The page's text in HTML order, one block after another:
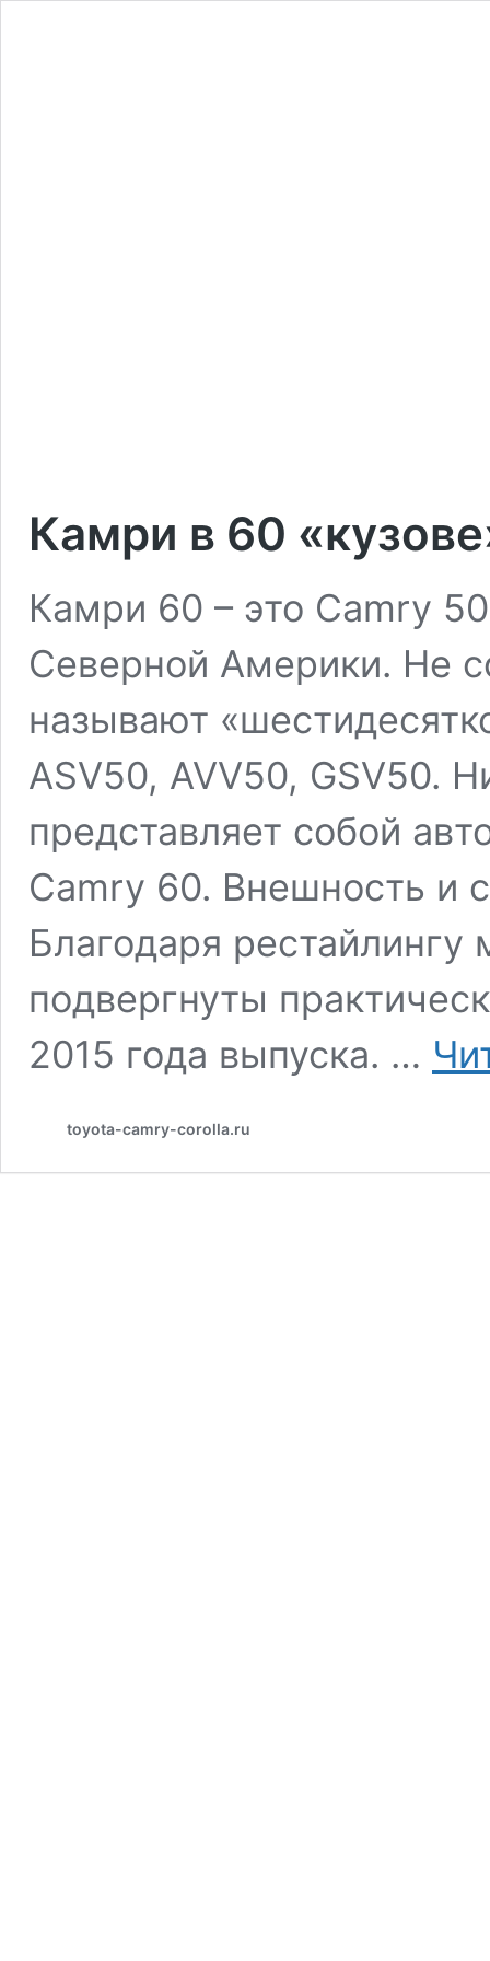
Камри в 60
Камри 60 – это Camry
Северной Америки. Не
называют
ASV50, AVV50, GSV50.
представляет собой
Camry 60. Внешность и
Благодаря
подвергнуты
2015 года выпуска. …
toyota-camry-corolla.ru